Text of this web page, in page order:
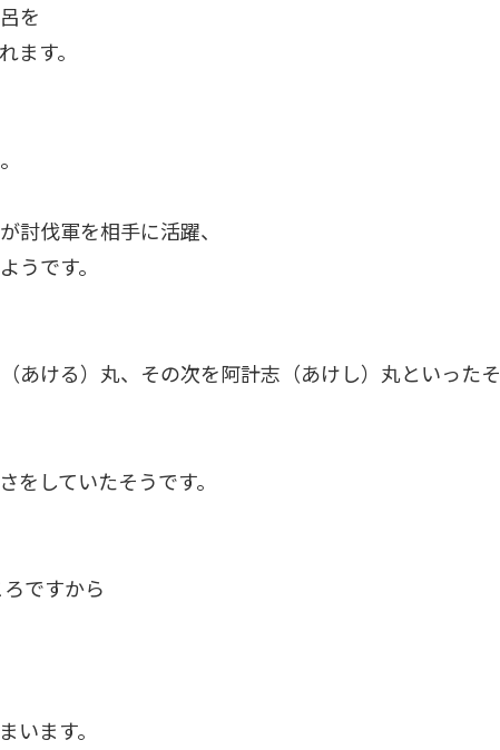
を
ます。
討伐軍を相手に活躍、
うです。
あける）丸、その次を阿計志（あけし）丸といったそ
をしていたそうです。
ですから
います。